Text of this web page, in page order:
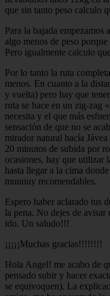
que sin tanto peso calculo
Para la bajada empezamos
algo menos de peso
Pero igualmente calculo
Por lo tanto la ruta
menos. En cuanto a la
y vuelta) pero hay que
ruta se hace en un zig-zag
necesita y el que más
sensación de que no se
mirador natural hacía
20 minutos de subida por
ocasiones, hay que utilizar
hasta llegar a la cima
muuuuy recomendables.
Espero haber aclarado tus
la pena. No dejes de avisar
ido. Un saludo!!!
¡¡¡¡¡Muchas gracias!!!!!!!!
Hola Angel! me acabo de
pensado subir y hacer
se equivoquen). La